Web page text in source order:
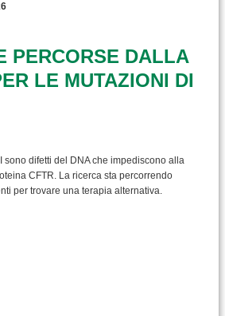
PERCORSE DALLA
LE MUTAZIONI DI
sono difetti del DNA che impediscono alla
CFTR. La ricerca sta percorrendo
per trovare una terapia alternativa.